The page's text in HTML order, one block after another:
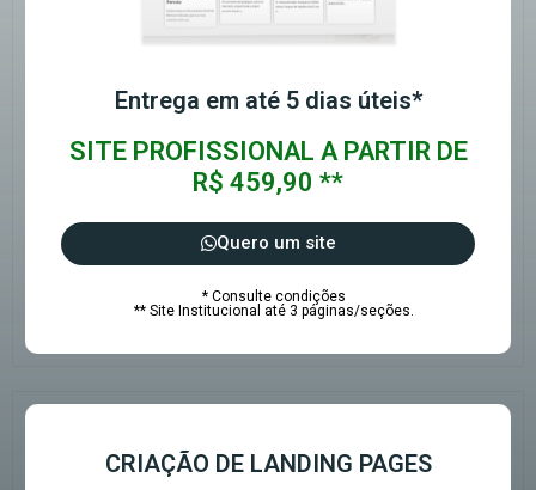
Entrega em até 5 dias úteis*
SITE PROFISSIONAL A PARTIR DE
R$ 459,90 **
Quero um site
* Consulte condições
** Site Institucional até 3 páginas/seções.
CRIAÇÃO DE LANDING PAGES